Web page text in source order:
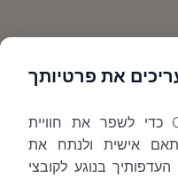
את פרטיותך
אנו משתמשים בקובצי Cookie כדי לשפר את חוויית
אישית ולנתח את
בנוגע לקובצי